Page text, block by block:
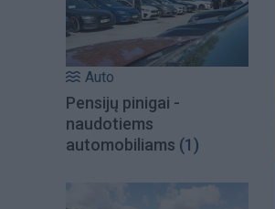
Auto
Pensijų pinigai -
naudotiems
automobiliams (1)